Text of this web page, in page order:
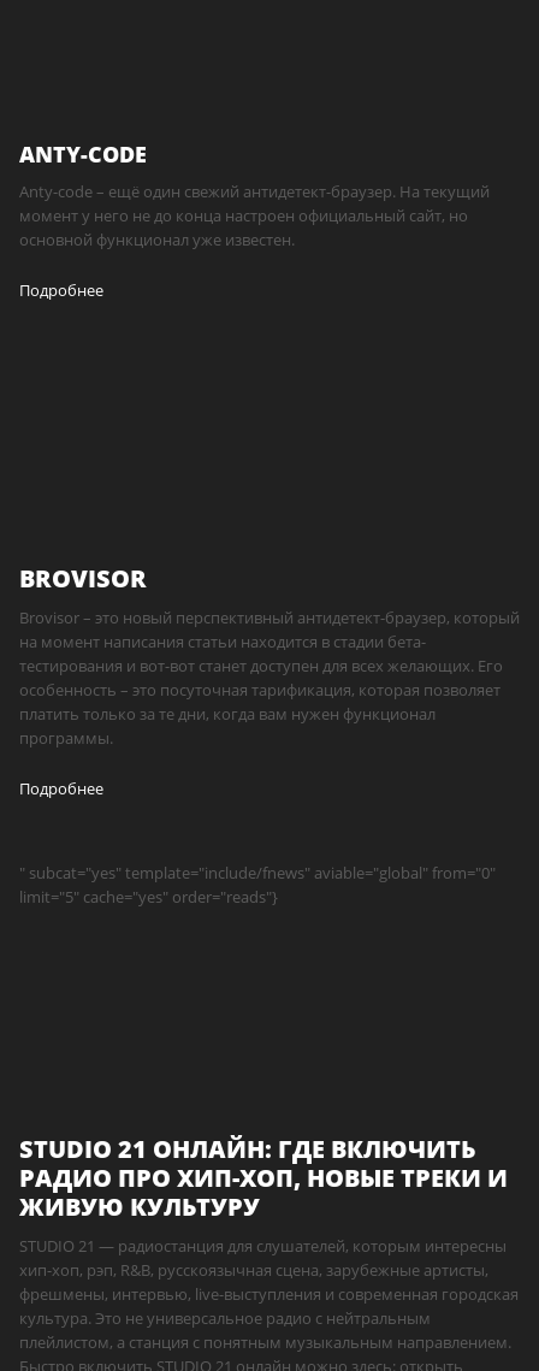
ANTY-CODE
Anty-code – ещё один свежий антидетект-браузер. На текущий
момент у него не до конца настроен официальный сайт, но
основной функционал уже известен.
Подробнее
BROVISOR
Brovisor – это новый перспективный антидетект-браузер, который
на момент написания статьи находится в стадии бета-
тестирования и вот-вот станет доступен для всех желающих. Его
особенность – это посуточная тарификация, которая позволяет
платить только за те дни, когда вам нужен функционал
программы.
Подробнее
" subcat="yes" template="include/fnews" aviable="global" from="0"
limit="5" cache="yes" order="reads"}
STUDIO 21 ОНЛАЙН: ГДЕ ВКЛЮЧИТЬ
РАДИО ПРО ХИП-ХОП, НОВЫЕ ТРЕКИ И
ЖИВУЮ КУЛЬТУРУ
STUDIO 21 — радиостанция для слушателей, которым интересны
хип-хоп, рэп, R&B, русскоязычная сцена, зарубежные артисты,
фрешмены, интервью, live-выступления и современная городская
культура. Это не универсальное радио с нейтральным
плейлистом, а станция с понятным музыкальным направлением.
Быстро включить STUDIO 21 онлайн можно здесь: открыть